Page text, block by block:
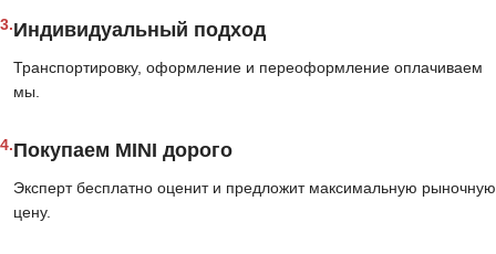
3.Индивидуальный подход
Транспортировку, оформление и переоформление оплачиваем
мы.
4.Покупаем MINI дорого
Эксперт бесплатно оценит и предложит максимальную рыночную
цену.